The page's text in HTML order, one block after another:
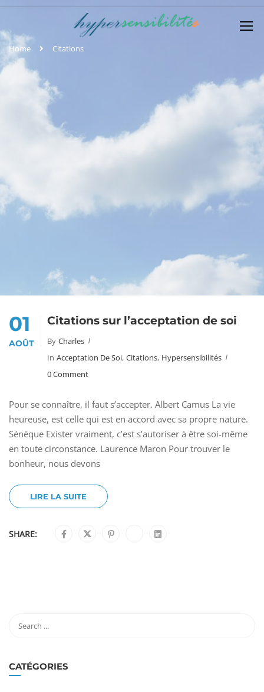
Home Citations
01
AOÛT
Citations sur l’acceptation de soi
By Charles
In Acceptation De Soi, Citations, Hypersensibilités
0 Comment
Pour se connaître, il faut s’accepter. Albert Camus La vie
heureuse, est celle qui est en accord avec sa propre nature.
Sénèque Exister vraiment, c’est s’autoriser à être soi-même
en toute circonstance. Laurence Maron Pour trouver le
bonheur, nous devons
LIRE LA SUITE
SHARE:
CATÉGORIES